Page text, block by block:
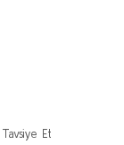
Tavsiye Et